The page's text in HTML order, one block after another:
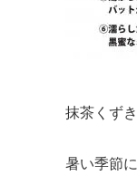
抹茶くず
暑い季節